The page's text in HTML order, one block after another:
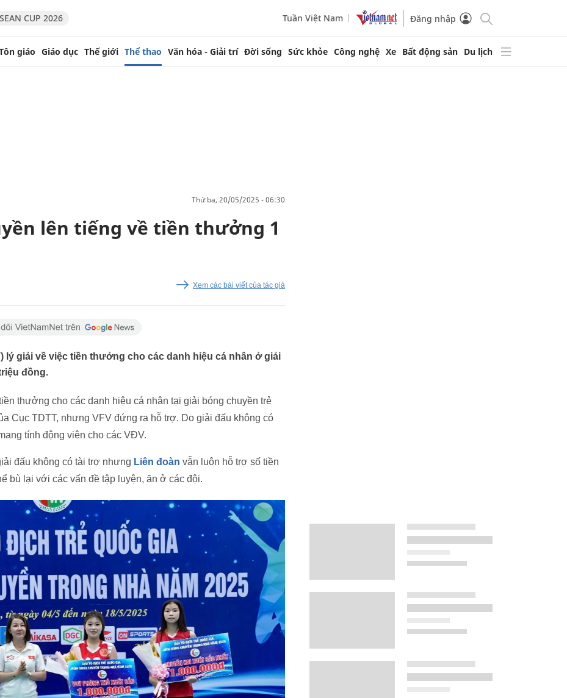
CUP 2026 Tuần Việt Nam Đăng nhập
giáo Giáo dục Thế giới Thể thao Văn hóa - Giải trí Đời sống Sức khỏe Công nghệ Xe Bất động sản Du lịch
thứ ba, 20/05/2025 - 06:30
lên tiếng về tiền thưởng 1
Xem các bài viết của tác giả
lý giải về việc tiền thưởng cho các danh hiệu cá nhân ở giải
đồng.
thưởng cho các danh hiệu cá nhân tại giải bóng chuyền trẻ
Cục TDTT, nhưng VFV đứng ra hỗ trợ. Do giải đấu không có
tính động viên cho các VĐV.
đấu không có tài trợ nhưng Liên đoàn vẫn luôn hỗ trợ số tiền
bù lại với các vấn đề tập luyện, ăn ở các đội.